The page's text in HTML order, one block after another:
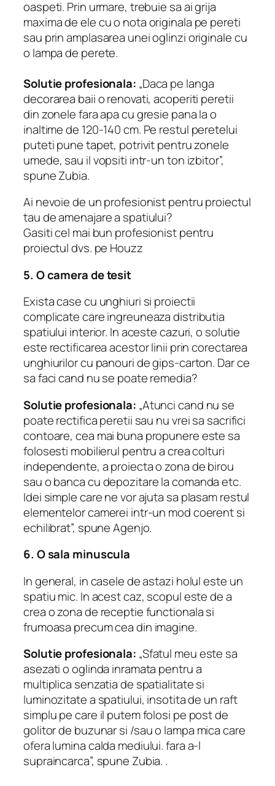
oaspeti. Prin urmare, trebuie sa ai grija
maxima de ele cu o nota originala pe pereti
sau prin amplasarea unei oglinzi originale cu
o lampa de perete.
Solutie profesionala: „Daca pe langa
decorarea baii o renovati, acoperiti peretii
din zonele fara apa cu gresie pana la o
inaltime de 120-140 cm. Pe restul peretelui
puteti pune tapet, potrivit pentru zonele
umede, sau il vopsiti intr-un ton izbitor”,
spune Zubia.
Ai nevoie de un profesionist pentru proiectul
tau de amenajare a spatiului?
Gasiti cel mai bun profesionist pentru
proiectul dvs. pe Houzz
5. O camera de tesit
Exista case cu unghiuri si proiectii
complicate care ingreuneaza distributia
spatiului interior. In aceste cazuri, o solutie
este rectificarea acestor linii prin corectarea
unghiurilor cu panouri de gips-carton. Dar ce
sa faci cand nu se poate remedia?
Solutie profesionala: „Atunci cand nu se
poate rectifica peretii sau nu vrei sa sacrifici
contoare, cea mai buna propunere este sa
folosesti mobilierul pentru a crea colturi
independente, a proiecta o zona de birou
sau o banca cu depozitare la comanda etc.
Idei simple care ne vor ajuta sa plasam restul
elementelor camerei intr-un mod coerent si
echilibrat”, spune Agenjo.
6. O sala minuscula
In general, in casele de astazi holul este un
spatiu mic. In acest caz, scopul este de a
crea o zona de receptie functionala si
frumoasa precum cea din imagine.
Solutie profesionala: „Sfatul meu este sa
asezati o oglinda inramata pentru a
multiplica senzatia de spatialitate si
luminozitate a spatiului, insotita de un raft
simplu pe care il putem folosi pe post de
golitor de buzunarsi /sau o lampa mica care
ofera lumina calda mediului. fara a-l
supraincarca”, spune Zubia. .